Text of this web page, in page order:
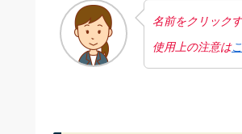
名前をクリック
使用上の注意は